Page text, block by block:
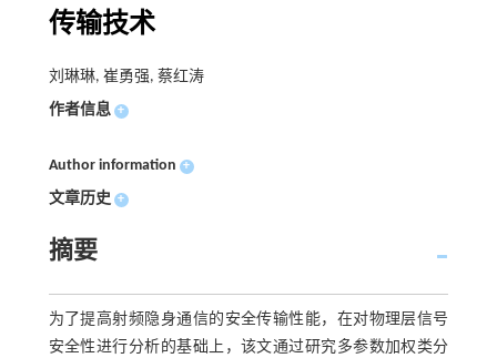
传输技术
刘琳琳, 崔勇强, 蔡红涛
作者信息 +
Author information +
文章历史 +
摘要
为了提高射频隐身通信的安全传输性能，在对物理层信号
安全性进行分析的基础上，该文通过研究多参数加权类分